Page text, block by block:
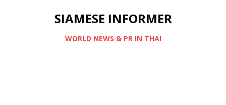
SIAMESE INFORMER
WORLD NEWS & PR IN THAI